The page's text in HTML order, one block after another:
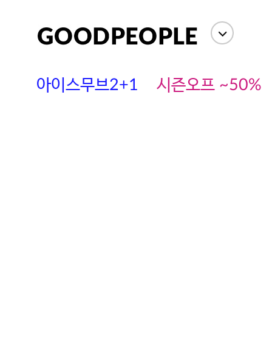
아이스무브2+1 시즌오프 ~50%